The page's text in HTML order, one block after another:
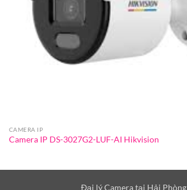
CAMERA IP
Camera IP DS-3027G2-LUF-AI Hikvision
Đại lý Camera tại Hải Phòng